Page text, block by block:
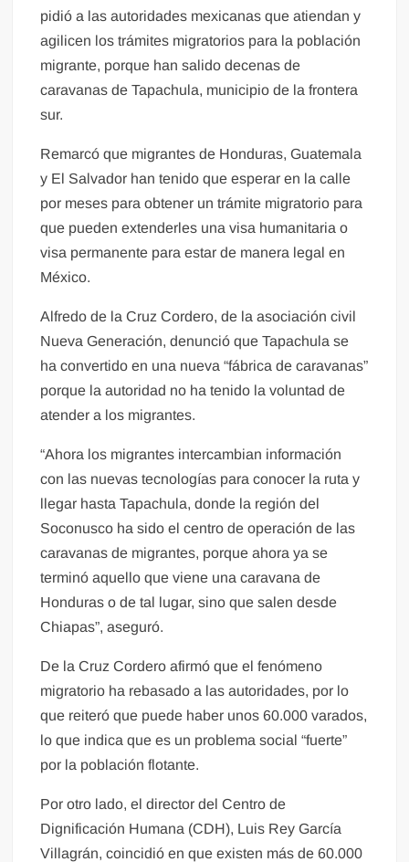
pidió a las autoridades mexicanas que atiendan y
agilicen los trámites migratorios para la población
migrante, porque han salido decenas de
caravanas de Tapachula, municipio de la frontera
sur.
Remarcó que migrantes de Honduras, Guatemala
y El Salvador han tenido que esperar en la calle
por meses para obtener un trámite migratorio para
que pueden extenderles una visa humanitaria o
visa permanente para estar de manera legal en
México.
Alfredo de la Cruz Cordero, de la asociación civil
Nueva Generación, denunció que Tapachula se
ha convertido en una nueva “fábrica de caravanas”
porque la autoridad no ha tenido la voluntad de
atender a los migrantes.
“Ahora los migrantes intercambian información
con las nuevas tecnologías para conocer la ruta y
llegar hasta Tapachula, donde la región del
Soconusco ha sido el centro de operación de las
caravanas de migrantes, porque ahora ya se
terminó aquello que viene una caravana de
Honduras o de tal lugar, sino que salen desde
Chiapas”, aseguró.
De la Cruz Cordero afirmó que el fenómeno
migratorio ha rebasado a las autoridades, por lo
que reiteró que puede haber unos 60.000 varados,
lo que indica que es un problema social “fuerte”
por la población flotante.
Por otro lado, el director del Centro de
Dignificación Humana (CDH), Luis Rey García
Villagrán, coincidió en que existen más de 60.000